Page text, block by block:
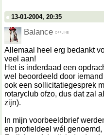
13-01-2004, 20:35
Balance
Allemaal heel erg bedankt
veel aan!
Het is inderdaad een
wel beoordeeld door
ook een sollicitatiegesprek
rotaryclub ofzo, dus dat zal
zijn).
In mijn voorbeeldbrief
en profieldeel wél